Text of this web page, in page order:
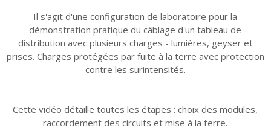
Il s'agit d'une configuration de laboratoire pour la
démonstration pratique du câblage d'un tableau de
distribution avec plusieurs charges - lumières, geyser et
prises. Charges protégées par fuite à la terre avec protection
contre les surintensités.
Cette vidéo détaille toutes les étapes : choix des modules,
raccordement des circuits et mise à la terre.